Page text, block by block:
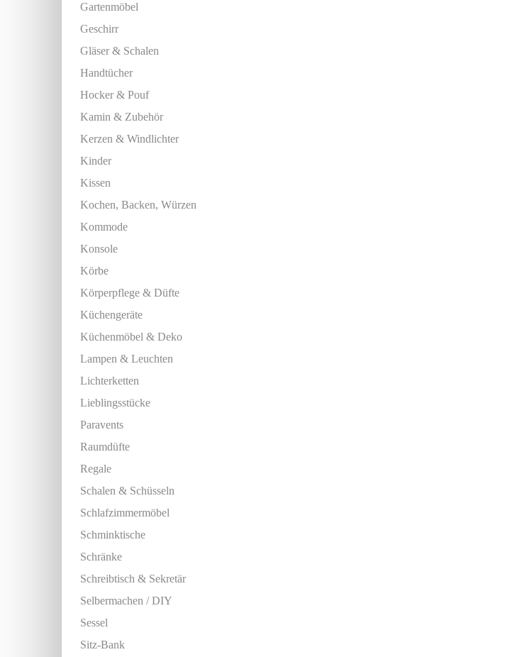
Gartenmöbel
Geschirr
Gläser & Schalen
Handtücher
Hocker & Pouf
Kamin & Zubehör
Kerzen & Windlichter
Kinder
Kissen
Kochen, Backen, Würzen
Kommode
Konsole
Körbe
Körperpflege & Düfte
Küchengeräte
Küchenmöbel & Deko
Lampen & Leuchten
Lichterketten
Lieblingsstücke
Paravents
Raumdüfte
Regale
Schalen & Schüsseln
Schlafzimmermöbel
Schminktische
Schränke
Schreibtisch & Sekretär
Selbermachen / DIY
Sessel
Sitz-Bank